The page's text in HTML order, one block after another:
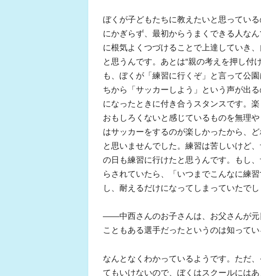
ぼくが子どもたちに教えたいと思ってい
にかぎらず、最初からうまくできる人な
に根気よくつづけることで上達していき
と思うんです。あとは“親の考えを押し付
も、ぼくが「練習に行くぞ」と言って公
ちから「サッカーしよう」という声が出
になったときに付き合うスタンスです。
おもしろくないと感じているものを無理
はサッカーをするのが楽しかったから、
と思いませんでした。練習は苦しいけど
の日も練習に行けたと思うんです。もし
らされていたら、「いつまでこんなに練
し、耐えるだけになってしまっていたでし
――中西さんのお子さんは、お父さんが元
こともある選手だったというのは知ってい
なんとなくわかっているようです。ただ
てもいけないので、ぼくはスクールには